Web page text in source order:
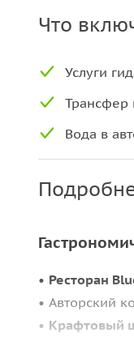
Что
Услуги
Трансфер
Вода в
• Ресторан
• Авторский
• Крафтовый